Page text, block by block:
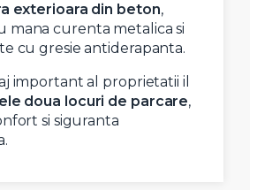
exterioara din beton,
mana curenta metalica si
cu gresie antiderapanta.
important al proprietatii il
doua locuri de parcare,
si siguranta